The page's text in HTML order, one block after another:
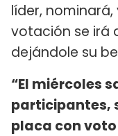
líder,
votación se irá
dejándole su
“El miércoles
participantes,
placa con